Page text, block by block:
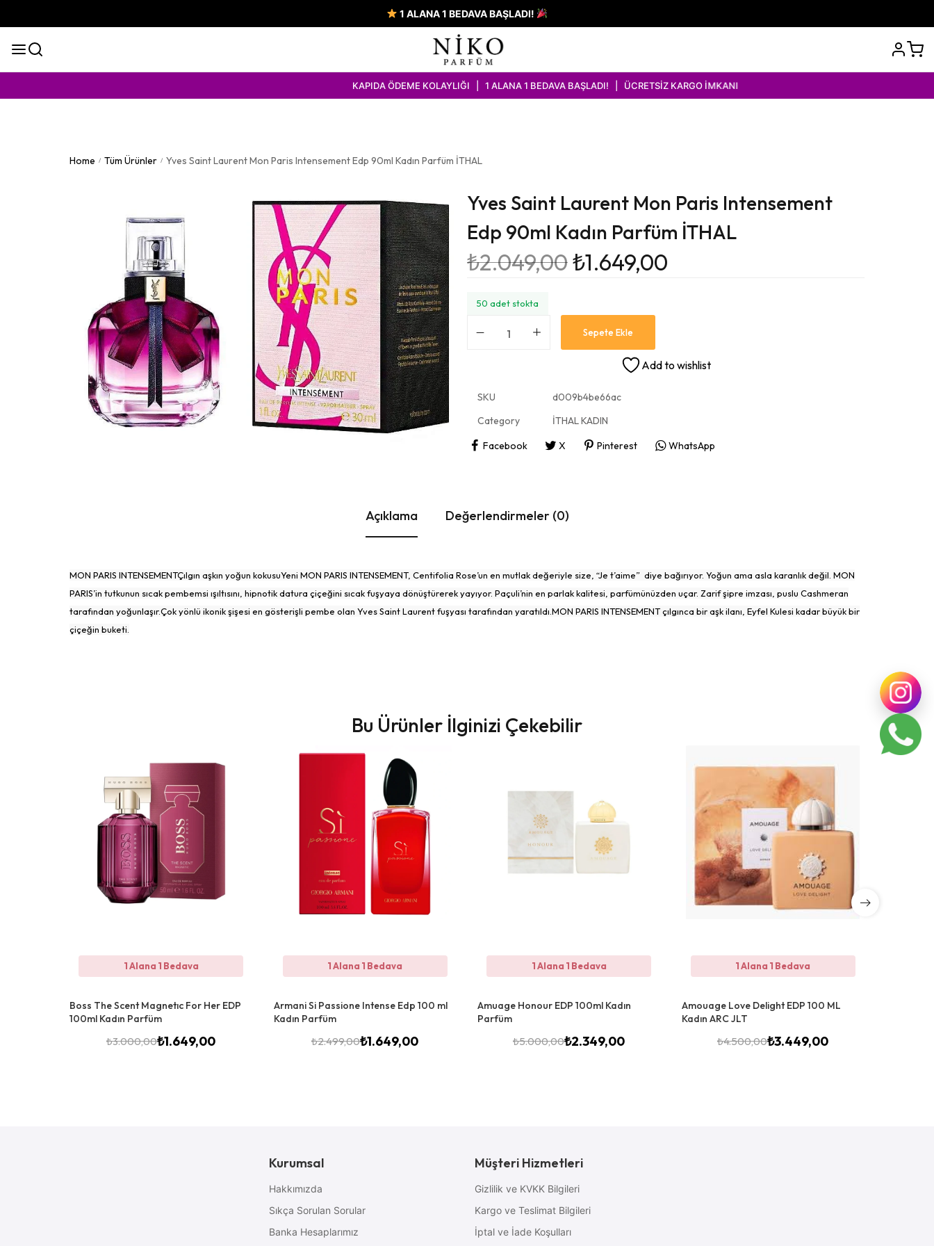
1 ALANA 1 BEDAVA BAŞLADI!
KAPIDA ÖDEME KOLAYLIĞI | 1 ALANA 1 BEDAVA BAŞLADI! | ÜCRETSİZ KARGO İMKANI
Home / Tüm Ürünler / Yves Saint Laurent Mon Paris Intensement Edp 90ml Kadın Parfüm İTHAL
Yves Saint Laurent Mon Paris Intensement
Edp 90ml Kadın Parfüm İTHAL
₺2.049,00₺1.649,00
50 adet stokta
Sepete Ekle
Add to wishlist
SKU
d009b4be66ac
Category
İTHAL KADIN
Facebook
X Pinterest WhatsApp
Açıklama Değerlendirmeler (0)
MON PARIS INTENSEMENTÇılgın aşkın yoğun kokusuYeni MON PARIS INTENSEMENT, Centifolia Rose’un en mutlak değeriyle size, “Je t’aime” diye bağırıyor. Yoğun ama asla karanlık değil. MON
PARIS’in tutkunun sıcak pembemsi ışıltısını, hipnotik datura çiçeğini sıcak fuşyaya dönüştürerek yayıyor. Paçuli’nin en parlak kalitesi, parfümünüzden uçar. Zarif şipre imzası, puslu Cashmeran
tarafından yoğunlaşır.Çok yönlü ikonik şişesi en gösterişli pembe olan Yves Saint Laurent fuşyası tarafından yaratıldı.MON PARIS INTENSEMENT çılgınca bir aşk ilanı, Eyfel Kulesi kadar büyük bir
çiçeğin buketi.
Bu Ürünler İlginizi Çekebilir
1 Alana 1 Bedava
Boss The Scent Magnetıc For Her EDP
100ml Kadın Parfüm
₺3.000,00₺1.649,00
1 Alana 1 Bedava
Armani Si Passione Intense Edp 100 ml
Kadın Parfüm
₺2.499,00₺1.649,00
1 Alana 1 Bedava
Amuage Honour EDP 100ml Kadın
Parfüm
₺5.000,00₺2.349,00
1 Alana 1 Bedava
Amouage Love Delight EDP 100 ML
Kadın ARC JLT
₺4.500,00₺3.449,00
Kurumsal
Hakkımızda
Sıkça Sorulan Sorular
Banka Hesaplarımız
Müşteri Hizmetleri
Gizlilik ve KVKK Bilgileri
Kargo ve Teslimat Bilgileri
İptal ve İade Koşulları